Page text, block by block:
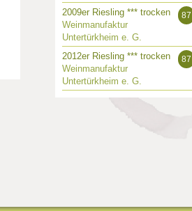
87
2009er Riesling *** trocken
Weinmanufaktur
Untertürkheim e. G.
87
2012er Riesling *** trocken
Weinmanufaktur
Untertürkheim e. G.